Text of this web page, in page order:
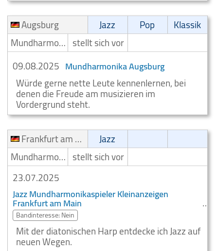
Augsburg
Jazz Pop
Klassik
Mundharmonikaspieler stellt sich vor
09.08.2025 Mundharmonika Augsburg
Würde gerne nette Leute kennenlernen, bei
denen die Freude am musizieren im
Vordergrund steht.
Frankfurt am Main
Jazz
Mundharmonikaspieler stellt sich vor
23.07.2025
Jazz Mundharmonikaspieler Kleinanzeigen
Frankfurt am Main
Bandinteresse: Nein
Mit der diatonischen Harp entdecke ich Jazz auf
neuen Wegen.